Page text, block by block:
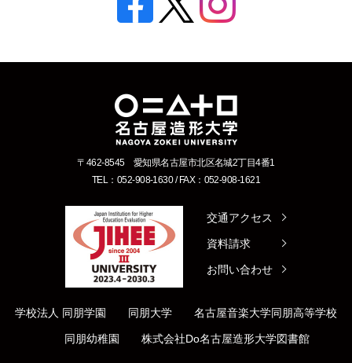
〒462-8545 愛知県名古屋市北区名城2丁目4番1
TEL：052-908-1630 / FAX：052-908-1621
交通アクセス
資料請求
お問い合わせ
学校法人 同朋学園 同朋大学 名古屋音楽大学同朋高等学校
同朋幼稚園 株式会社Do名古屋造形大学図書館